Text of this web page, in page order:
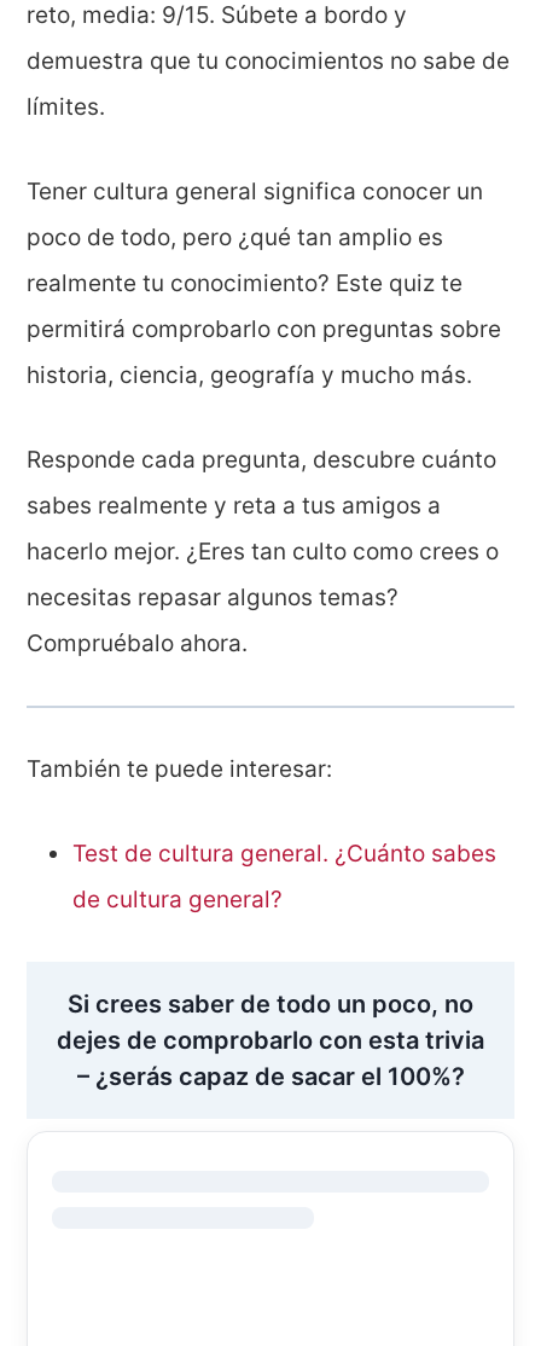
reto, media: 9/15. Súbete a bordo y
demuestra que tu conocimientos no sabe de
límites.
Tener cultura general significa conocer un
poco de todo, pero ¿qué tan amplio es
realmente tu conocimiento? Este quiz te
permitirá comprobarlo con preguntas sobre
historia, ciencia, geografía y mucho más.
Responde cada pregunta, descubre cuánto
sabes realmente y reta a tus amigos a
hacerlo mejor. ¿Eres tan culto como crees o
necesitas repasar algunos temas?
Compruébalo ahora.
También te puede interesar:
Test de cultura general. ¿Cuánto sabes
de cultura general?
Si crees saber de todo un poco, no
dejes de comprobarlo con esta trivia
– ¿serás capaz de sacar el 100%?